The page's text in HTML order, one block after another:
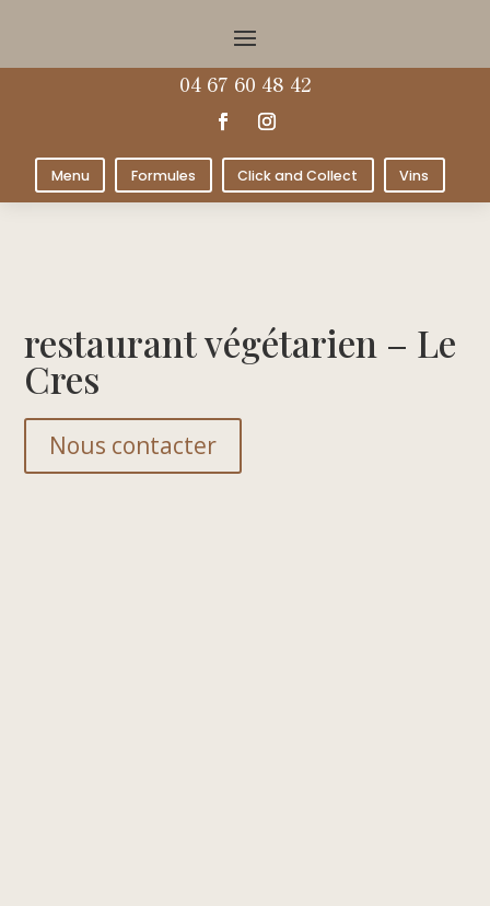
04 67 60 48 42
Menu Formules Click and Collect Vins
restaurant végétarien – Le
Cres
Nous contacter